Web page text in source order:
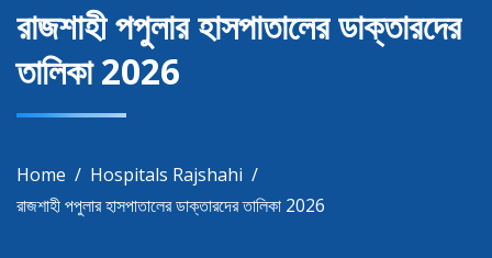
রাজশাহী পপুলার হাসপাতালের ডাক্তারদের
তালিকা 2026
Home
Hospitals Rajshahi
রাজশাহী পপুলার হাসপাতালের ডাক্তারদের তালিকা 2026